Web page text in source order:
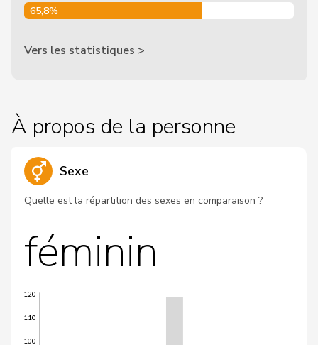
65,8%
Vers les statistiques >
À propos de la personne
Sexe
Quelle est la répartition des sexes en comparaison ?
féminin
100
110
120